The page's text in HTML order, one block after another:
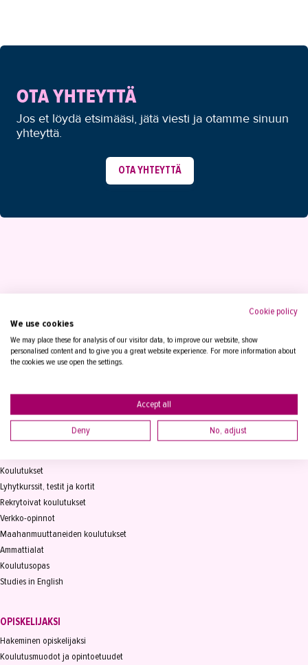
OTA YHTEYTTÄ
Jos et löydä etsimääsi, jätä viesti ja otamme sinuun
yhteyttä.
OTA YHTEYTTÄ
Tampereen Aikuiskoulutuskeskus
PL 15, 33821 Tampere
Vaihde03 2361 111
Koulutukset
Lyhytkurssit, testit ja kortit
Rekrytoivat koulutukset
Verkko-opinnot
Maahanmuuttaneiden koulutukset
Ammattialat
Koulutusopas
Studies in English
OPISKELIJAKSI
Hakeminen opiskelijaksi
Koulutusmuodot ja opintoetuudet
Cookie policy
We use cookies
We may place these for analysis of our visitor data, to improve our website, show
personalised content and to give you a great website experience. For more information about
the cookies we use open the settings.
Accept all
Deny No, adjust